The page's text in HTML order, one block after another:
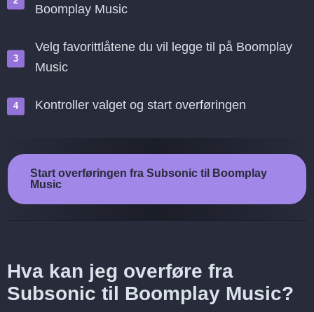
Boomplay Music
Velg favorittlåtene du vil legge til på Boomplay
Music
Kontroller valget og start overføringen
Start overføringen fra Subsonic til Boomplay
Music
Hva kan jeg overføre fra
Subsonic til Boomplay Music?